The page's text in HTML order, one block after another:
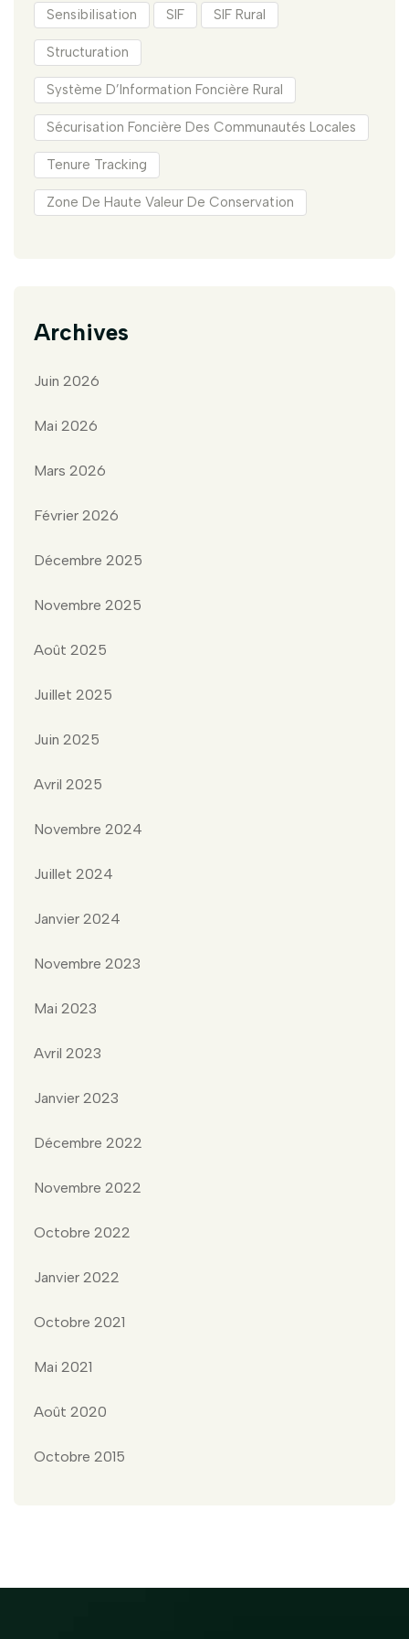
Sensibilisation SIF SIF Rural
Structuration
Système D’Information Foncière Rural
Sécurisation Foncière Des Communautés Locales
Tenure Tracking
Zone De Haute Valeur De Conservation
Archives
Juin 2026
Mai 2026
Mars 2026
Février 2026
Décembre 2025
Novembre 2025
Août 2025
Juillet 2025
Juin 2025
Avril 2025
Novembre 2024
Juillet 2024
Janvier 2024
Novembre 2023
Mai 2023
Avril 2023
Janvier 2023
Décembre 2022
Novembre 2022
Octobre 2022
Janvier 2022
Octobre 2021
Mai 2021
Août 2020
Octobre 2015